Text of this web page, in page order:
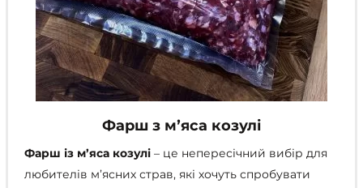
Фарш з мʼяса козулі
Фарш із м’яса козулі – це непересічний вибір для
любителів м’ясних страв, які хочуть спробувати